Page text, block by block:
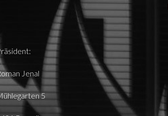
Jenal
5